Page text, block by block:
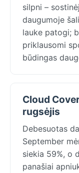
silpni –
daugumoje
lauke patogi;
priklausomi
būdingas
Cloud
rugsėjis
Debesuotas
September
siekia 59%, o
panašiai